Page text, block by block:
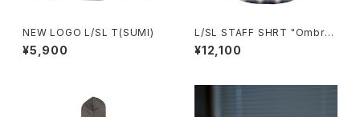
NEW LOGO L/SL T(SUMI)
¥5,900
L/SL STAFF SHRT "Ombre
Check"
¥12,100